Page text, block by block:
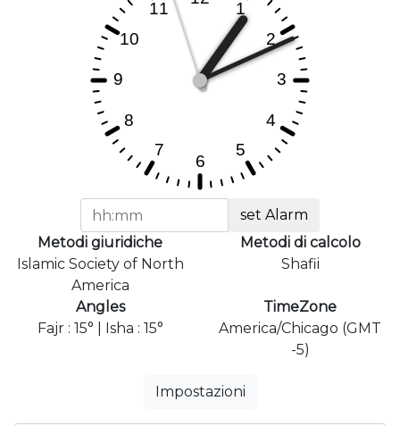
set Alarm
Metodi giuridiche
Islamic Society of North
America
Metodi di calcolo
Shafii
Angles
Fajr : 15° | Isha : 15°
TimeZone
America/Chicago (GMT
-5)
Impostazioni